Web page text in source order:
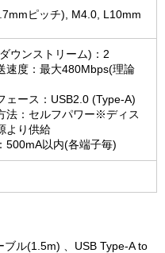
ピッチ), M4.0, L10mm
ウンストリーム)：2
速度：最大480Mbps(理論
ェース：USB2.0 (Type-A)
法：セルフパワー※ディス
より供給
500mA以内(各端子毎)
ル(1.5m) 、USB Type-A to